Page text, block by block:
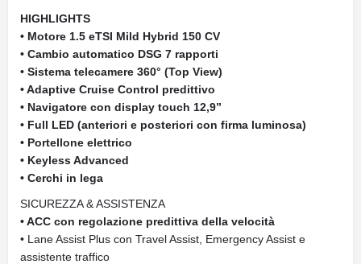
HIGHLIGHTS
• Motore 1.5 eTSI Mild Hybrid 150 CV
• Cambio automatico DSG 7 rapporti
• Sistema telecamere 360° (Top View)
• Adaptive Cruise Control predittivo
• Navigatore con display touch 12,9”
• Full LED (anteriori e posteriori con firma luminosa)
• Portellone elettrico
• Keyless Advanced
• Cerchi in lega
SICUREZZA & ASSISTENZA
• ACC con regolazione predittiva della velocità
• Lane Assist Plus con Travel Assist, Emergency Assist e
assistente traffico